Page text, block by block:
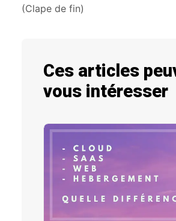
(Clape de fin)
Ces articles
vous intéresser